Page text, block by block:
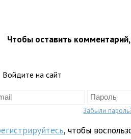
Чтобы оставить
Войдите на сайт
Забыли
, чтобы